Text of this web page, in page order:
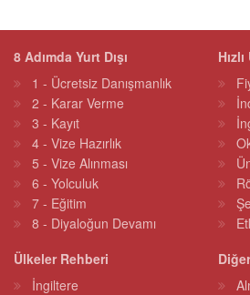
8 Adımda Yurt Dışı
1 - Ücretsiz Danışmanlık
2 - Karar Verme
3 - Kayıt
4 - Vize Hazırlık
5 - Vize Alınması
6 - Yolculuk
7 - Eğitim
8 - Diyaloğun Devamı
Ülkeler Rehberi
İngiltere